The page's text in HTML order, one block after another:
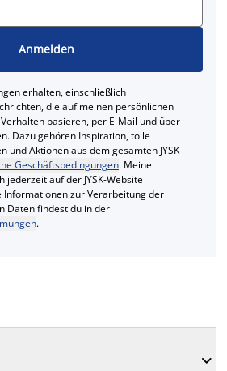
Anmelden
erhalten, einschließlich
die auf meinen persönlichen
basieren, per E-Mail und über
Dazu gehören Inspiration, tolle
und Aktionen aus dem gesamten JYSK-
Geschäftsbedingungen. Meine
jederzeit auf der JYSK-Website
zur Verarbeitung der
Daten findest du in der
.
